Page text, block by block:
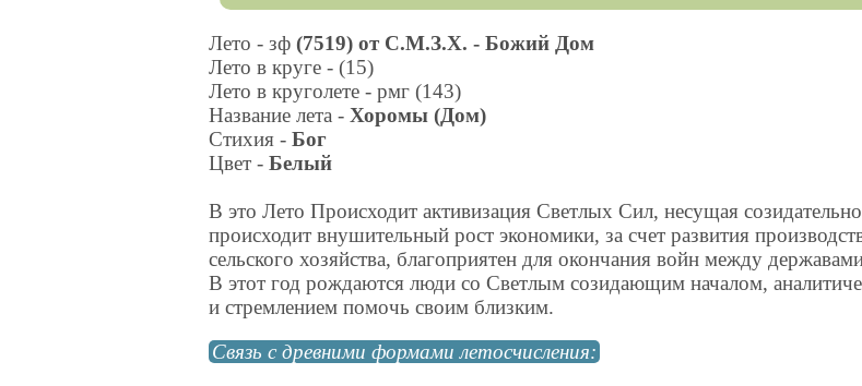
Лето - зф(7519) от С.М.З.Х. - Божий Дом
Лето в круге - (15)
Лето в круголете - рмг (143)
Название лета -Хоромы (Дом)
Стихия -Бог
Цвет -Белый
В это Лето Происходит активизация Светлых Сил, несущая
происходит внушительный рост экономики, за счет развития
сельского хозяйства, благоприятен для окончания войн между
В этот год рождаются люди со Светлым созидающим началом,
и стремлением помочь своим близким.
Связь с древними формами летосчисления: